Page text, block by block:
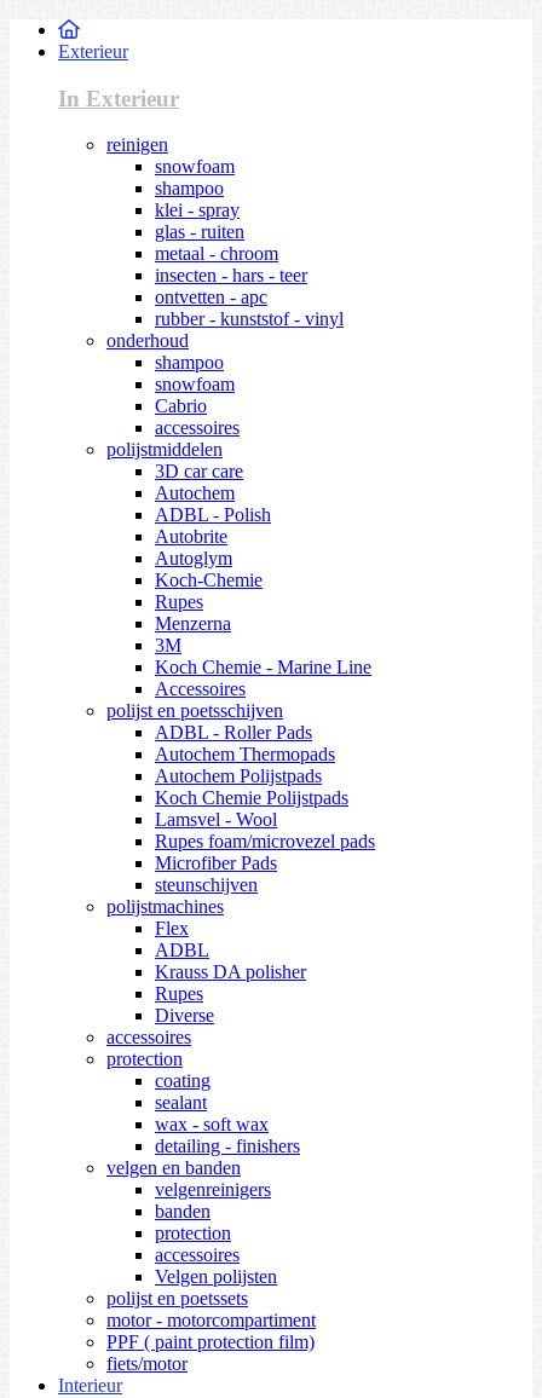
Exterieur
In Exterieur
reinigen
snowfoam
shampoo
klei - spray
glas - ruiten
metaal - chroom
insecten - hars - teer
ontvetten - apc
rubber - kunststof - vinyl
onderhoud
shampoo
snowfoam
Cabrio
accessoires
polijstmiddelen
3D car care
Autochem
ADBL - Polish
Autobrite
Autoglym
Koch-Chemie
Rupes
Menzerna
3M
Koch Chemie - Marine Line
Accessoires
polijst en poetsschijven
ADBL - Roller Pads
Autochem Thermopads
Autochem Polijstpads
Koch Chemie Polijstpads
Lamsvel - Wool
Rupes foam/microvezel pads
Microfiber Pads
steunschijven
polijstmachines
Flex
ADBL
Krauss DA polisher
Rupes
Diverse
accessoires
protection
coating
sealant
wax - soft wax
detailing - finishers
velgen en banden
velgenreinigers
banden
protection
accessoires
Velgen polijsten
polijst en poetssets
motor - motorcompartiment
PPF ( paint protection film)
fiets/motor
Interieur